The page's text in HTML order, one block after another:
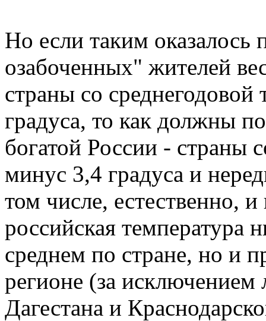
Но если таким оказалось
озабоченных" жителей
страны со
градуса, то как должны
богатой России - страны
минус 3,4 градуса и
том числе, естественно,
российская температура
среднем по стране, но и
регионе (за исключением
Дагестана и